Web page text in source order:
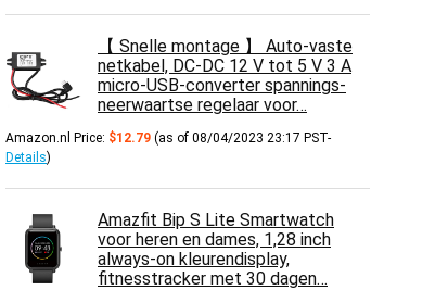
【 Snelle montage 】 Auto-vaste
netkabel, DC-DC 12 V tot 5 V 3 A
micro-USB-converter spannings-
neerwaartse regelaar voor…
Amazon.nl Price: $12.79 (as of 08/04/2023 23:17 PST-
Details)
Amazfit Bip S Lite Smartwatch
voor heren en dames, 1,28 inch
always-on kleurendisplay,
fitnesstracker met 30 dagen…